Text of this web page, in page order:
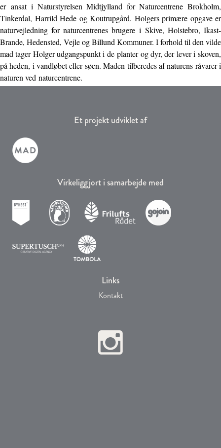
er ansat i Naturstyrelsen Midtjylland for Naturcentrene Brokholm,
Tinkerdal, Harrild Hede og Koutrupgård. Holgers primære opgave er
naturvejledning for naturcentrenes brugere i Skive, Holstebro, Ikast-
Brande, Hedensted, Vejle og Billund Kommuner. I forhold til den vilde
mad tager Holger udgangspunkt i de planter og dyr, der lever i skoven,
på heden, i vandløbet eller søen. Maden tilberedes af naturens råvarer i
naturen ved naturcentrene.
Et projekt udviklet af
Virkeliggjort i samarbejde med
Links
Kontakt